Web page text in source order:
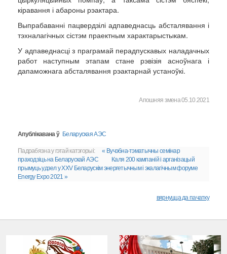
кіравання і абароны рэактара.
Выпрабаванні пацвердзілі адпаведнасць абсталявання і
тэхналагічных сістэм праектным характарыстыкам.
У адпаведнасці з праграмай перадпускавых наладачных
работ наступным этапам стане рэвізія асноўнага і
дапаможнага абсталявання рэактарнай устаноўкі.
Апошняя змена 05.10.2021
Апублікавана ў Беларуская АЭС
Падрабязна у гэтай катэгорыі:
« Вучэбна-тэматычны семінар
праходзіць на Беларускай АЭС
Каля 200 кампаній і арганізацый
прымуць удзел у XXV Беларускім энергетычным і экалагічным форуме
Energy Expo 2021 »
вярнуцца да пачатку